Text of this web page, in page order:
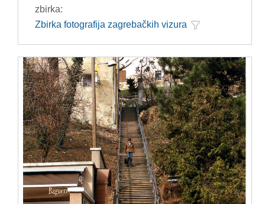
zbirka:
Zbirka fotografija zagrebačkih vizura